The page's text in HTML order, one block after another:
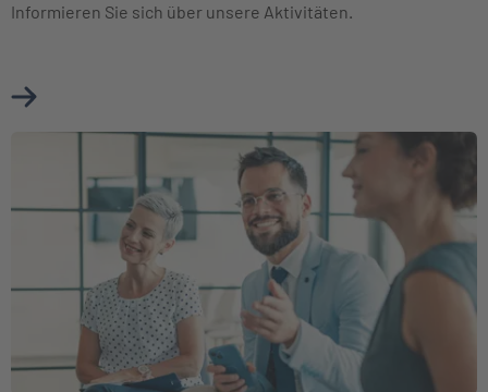
Informieren Sie sich über unsere Aktivitäten.
Mehr über Nachhaltigkeit erfahren